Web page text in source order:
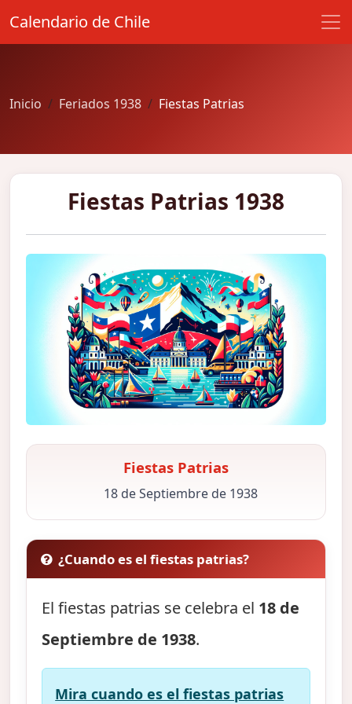
Calendario de Chile
Inicio Feriados 1938 Fiestas Patrias
Fiestas Patrias 1938
Fiestas Patrias
18 de Septiembre de 1938
¿Cuando es el fiestas patrias?
El fiestas patrias se celebra el 18 de
Septiembre de 1938.
Mira cuando es el fiestas patrias